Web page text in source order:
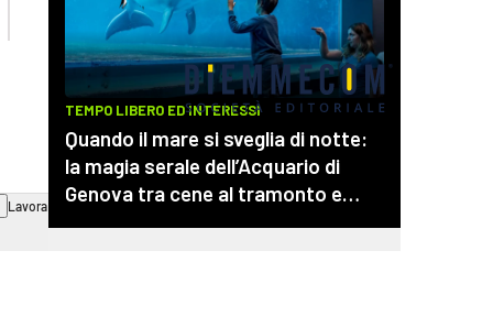
catanzarochannel.it
Lavora con noi